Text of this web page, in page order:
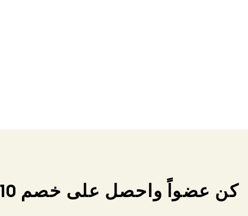
كن عضواً واحصل على خصم 10٪